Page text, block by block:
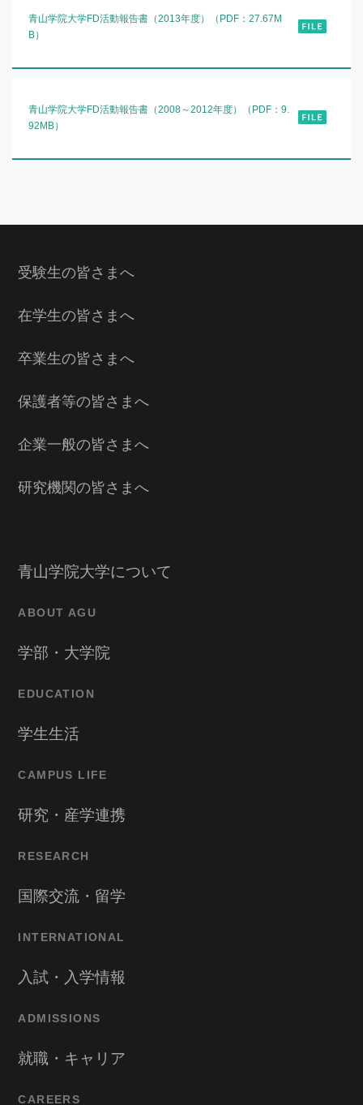
青山学院大学FD活動報告書（2013年度）（PDF：27.67M
B）
青山学院大学FD活動報告書（2008～2012年度）（PDF：9.
92MB）
受験生の皆さまへ
在学生の皆さまへ
卒業生の皆さまへ
保護者等の皆さまへ
企業一般の皆さまへ
研究機関の皆さまへ
青山学院大学について
ABOUT AGU
学部・大学院
EDUCATION
学生生活
CAMPUS LIFE
研究・産学連携
RESEARCH
国際交流・留学
INTERNATIONAL
入試・入学情報
ADMISSIONS
就職・キャリア
CAREERS